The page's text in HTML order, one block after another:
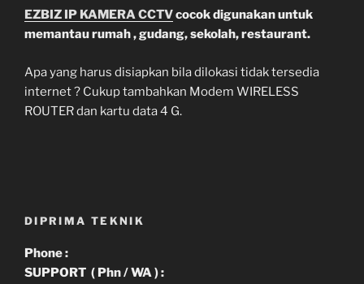
EZBIZ IP KAMERA CCTVcocok digunakan untuk
memantau rumah , gudang, sekolah, restaurant.
Apa yang harus disiapkan bila dilokasi tidak tersedia
internet ? Cukup tambahkan Modem WIRELESS
ROUTER dan kartu data 4 G.
DIPRIMA TEKNIK
Phone :
SUPPORT ( Phn / WA ) :